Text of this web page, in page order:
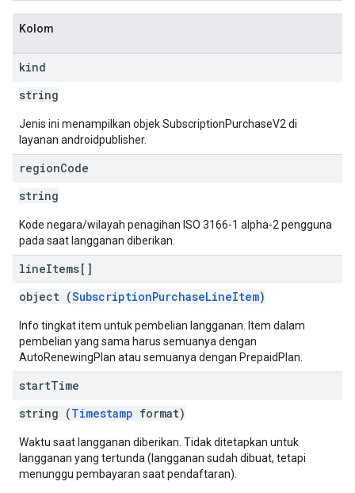
Kolom
kind
string
Jenis ini menampilkan objek SubscriptionPurchaseV2 di
layanan androidpublisher.
regionCode
string
Kode negara/wilayah penagihan ISO 3166-1 alpha-2 pengguna
pada saat langganan diberikan.
lineItems[]
object (SubscriptionPurchaseLineItem)
Info tingkat item untuk pembelian langganan. Item dalam
pembelian yang sama harus semuanya dengan
AutoRenewingPlan atau semuanya dengan PrepaidPlan.
startTime
string (Timestamp format)
Waktu saat langganan diberikan. Tidak ditetapkan untuk
langganan yang tertunda (langganan sudah dibuat, tetapi
menunggu pembayaran saat pendaftaran).